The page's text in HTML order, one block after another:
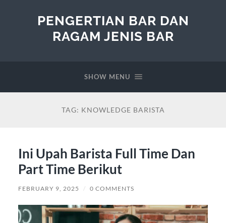
PENGERTIAN BAR DAN
RAGAM JENIS BAR
SHOW MENU
TAG: KNOWLEDGE BARISTA
Ini Upah Barista Full Time Dan
Part Time Berikut
FEBRUARY 9, 2025 / 0 COMMENTS